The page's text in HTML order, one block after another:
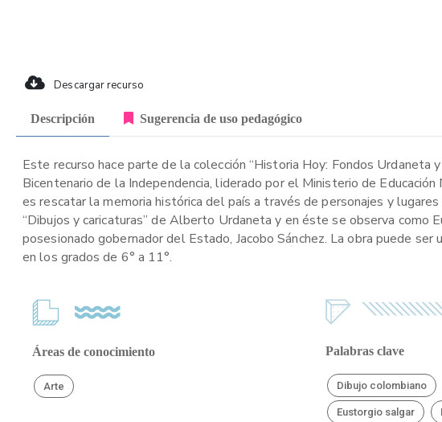
Descargar recurso
Descripción Sugerencia de uso pedagógico
Este recurso hace parte de la colección “Historia Hoy: Fondos
Bicentenario de la Independencia, liderado por el Ministerio de
es rescatar la memoria histórica del país a través de personajes y
“Dibujos y caricaturas” de Alberto Urdaneta y en éste se observa como
posesionado gobernador del Estado, Jacobo Sánchez. La obra puede ser
en los grados de 6° a 11°.
Áreas de conocimiento
Arte
Palabras clave
Dibujo colombiano
Eustorgio salgar